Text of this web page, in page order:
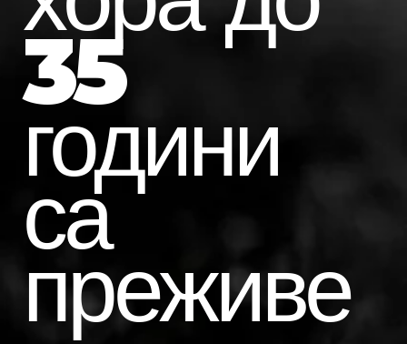
35
години
са
преживе